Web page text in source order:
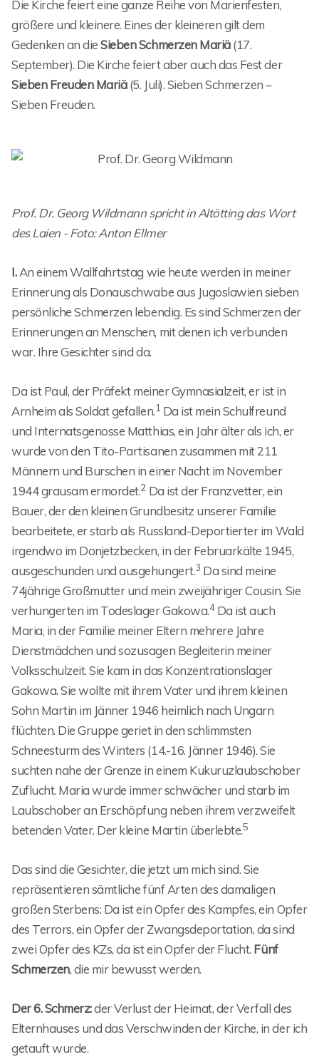
Die Kirche feiert eine ganze Reihe von Marienfesten,
größere und kleinere. Eines der kleineren gilt dem
Gedenken an dieSieben Schmerzen Mariä(17.
September). Die Kirche feiert aber auch das Fest der
Sieben Freuden Mariä(5. Juli). Sieben Schmerzen –
Sieben Freuden.
Prof. Dr. Georg Wildmann spricht in Altötting das Wort
des Laien - Foto: Anton Ellmer
I.An einem Wallfahrtstag wie heute werden in meiner
Erinnerung als Donauschwabe aus Jugoslawien sieben
persönliche Schmerzen lebendig. Es sind Schmerzen der
Erinnerungen an Menschen, mit denen ich verbunden
war. Ihre Gesichter sind da.
Da ist Paul, der Präfekt meiner Gymnasialzeit, er ist in
Arnheim als Soldat gefallen.1 Da ist mein Schulfreund
und Internatsgenosse Matthias, ein Jahr älter als ich, er
wurde von den Tito-Partisanen zusammen mit 211
Männern und Burschen in einer Nacht im November
1944 grausam ermordet.2Da ist der Franzvetter, ein
Bauer, der den kleinen Grundbesitz unserer Familie
bearbeitete, er starb als Russland-Deportierter im Wald
irgendwo im Donjetzbecken, in der Februarkälte 1945,
ausgeschunden und ausgehungert.3 Da sind meine
74jährige Großmutter und mein zweijähriger Cousin. Sie
verhungerten im Todeslager Gakowa.4Da ist auch
Maria, in der Familie meiner Eltern mehrere Jahre
Dienstmädchen und sozusagen Begleiterin meiner
Volksschulzeit. Sie kam in das Konzentrationslager
Gakowa. Sie wollte mit ihrem Vater und ihrem kleinen
Sohn Martin im Jänner 1946 heimlich nach Ungarn
flüchten. Die Gruppe geriet in den schlimmsten
Schneesturm des Winters (14.-16. Jänner 1946). Sie
suchten nahe der Grenze in einem Kukuruzlaubschober
Zuflucht. Maria wurde immer schwächer und starb im
Laubschober an Erschöpfung neben ihrem verzweifelt
betenden Vater. Der kleine Martin überlebte.5
Das sind die Gesichter, die jetzt um mich sind. Sie
repräsentieren sämtliche fünf Arten des damaligen
großen Sterbens: Da ist ein Opfer des Kampfes, ein Opfer
des Terrors, ein Opfer der Zwangsdeportation, da sind
zwei Opfer des KZs, da ist ein Opfer der Flucht. Fünf
Schmerzen, die mir bewusst werden.
Der 6. Schmerz:der Verlust der Heimat, der Verfall des
Elternhauses und das Verschwinden der Kirche, in der ich
getauft wurde.